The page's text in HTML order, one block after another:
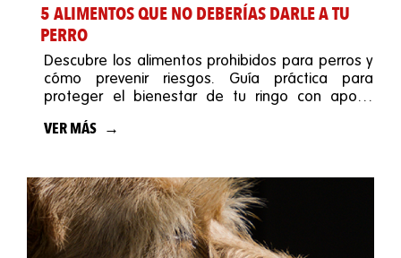
5 ALIMENTOS QUE NO DEBERÍAS DARLE A TU
PERRO
Descubre los alimentos prohibidos para perros y
cómo prevenir riesgos. Guía práctica para
proteger el bienestar de tu ringo con apoyo
VER MÁS